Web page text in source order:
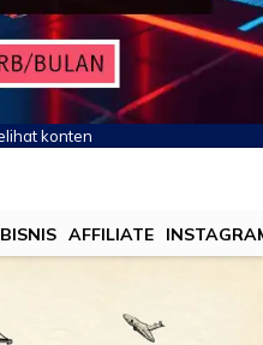
konten
BISNIS AFFILIATE